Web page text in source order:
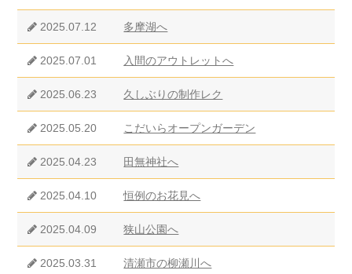
2025.07.12 多摩湖へ
2025.07.01 入間のアウトレットへ
2025.06.23 久しぶりの制作レク
2025.05.20 こだいらオープンガーデン
2025.04.23 田無神社へ
2025.04.10 恒例のお花見へ
2025.04.09 狭山公園へ
2025.03.31 清瀬市の柳瀬川へ